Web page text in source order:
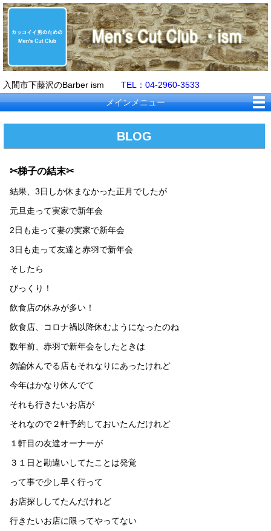
入間市下藤沢のBarber ism TEL：04-2960-3533
メインメニュー
BLOG
✂梯子の結末✂
結果、3日しか休まなかった正月でしたが
元旦走って実家で新年会
2日も走って妻の実家で新年会
3日も走って友達と赤羽で新年会
そしたら
びっくり！
飲食店の休みが多い！
飲食店、コロナ禍以降休むようになったのね
数年前、赤羽で新年会をしたときは
勿論休んでる店もそれなりにあったけれど
今年はかなり休んでて
それも行きたいお店が
それなので２軒予約しておいたんだけれど
１軒目の友達オーナーが
３１日と勘違いしてたことは発覚
って事で少し早く行って
お店探ししてたんだけれど
行きたいお店に限ってやってない